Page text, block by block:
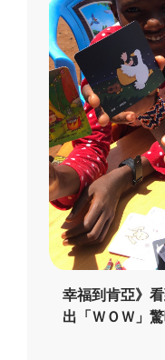
幸福到肯亞》
出「ＷＯＷ」驚